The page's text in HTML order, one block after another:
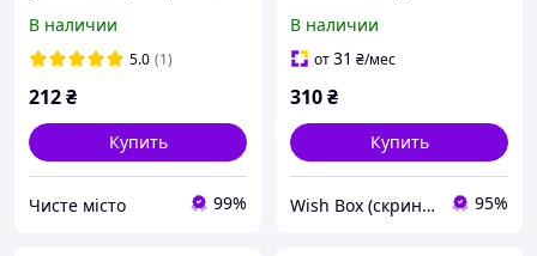
В наличии
5.0 (1)
212₴
Купить
Чисте місто 99%
В наличии
от31 ₴/мес
310₴
Купить
Wish Box (скринька бажань) 95%